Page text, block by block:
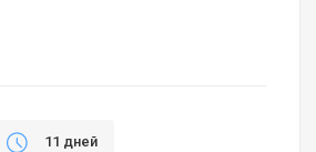
11 дней